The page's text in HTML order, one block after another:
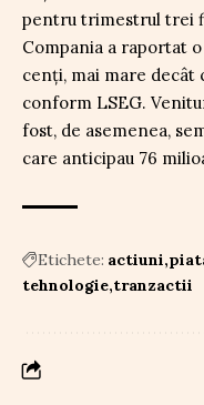
pentru trimestrul trei
Compania a raportat
cenți, mai mare decât
conform LSEG.
fost, de asemenea,
care anticipau 76
Etichete: actiuni
tehnologie tranzactii